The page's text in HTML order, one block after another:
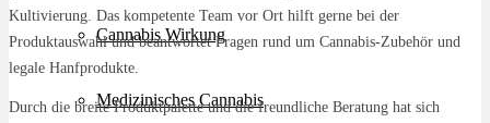
Cannabis Wirkung
Medizinisches Cannabis
Kultivierung. Das kompetente Team vor Ort hilft gerne bei der
Produktauswahl und beantwortet Fragen rund um Cannabis-Zubehör und
legale Hanfprodukte.
Durch die breite Produktpalette und die freundliche Beratung hat sich